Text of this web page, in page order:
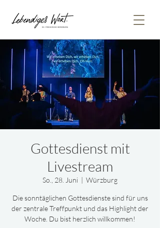
Gottesdienst mit
Livestream
So., 28. Juni
  |
Würzburg
Die sonntäglichen Gottesdienste sind für uns
der zentrale Treffpunkt und das Highlight der
Woche. Du bist herzlich willkommen!